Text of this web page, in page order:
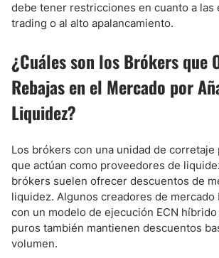
debe tener restricciones en cuanto a las
trading o al alto apalancamiento.
¿Cuáles son los Brókers que
Rebajas en el Mercado por
Liquidez?
Los brókers con una unidad de corretaje
que actúan como proveedores de
brókers suelen ofrecer descuentos de
liquidez. Algunos creadores de
con un modelo de ejecución ECN
puros también mantienen descuentos
volumen.